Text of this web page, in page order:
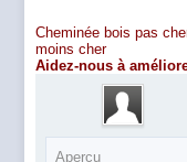
Cheminée bois pas
moins cher
Aidez-nous à
Aperçu